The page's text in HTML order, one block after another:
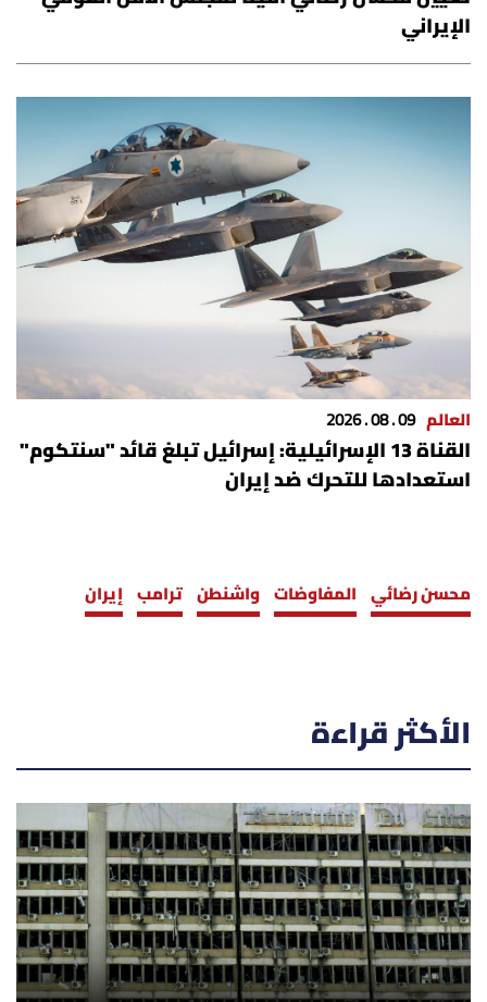
الإيراني
العالم 09 . 08 . 2026
القناة 13 الإسرائيلية: إسرائيل تبلغ قائد "سنتكوم"
استعدادها للتحرك ضد إيران
محسن رضائي المفاوضات واشنطن ترامب إيران
الأكثر قراءة